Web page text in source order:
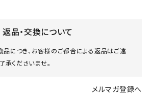
返品・交換について
につき、お客様のご都合による返品はご遠
承くださいませ。
メルマガ登録へ